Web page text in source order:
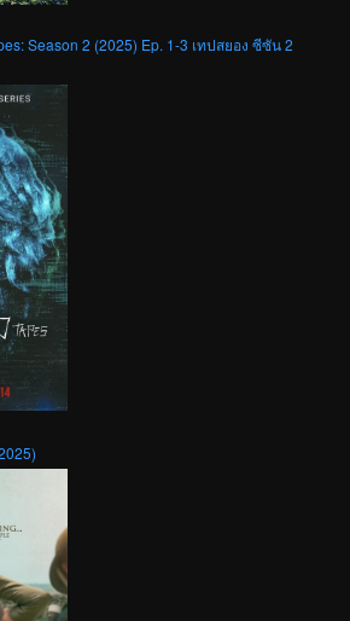
Season 2 (2025) Ep. 1-3 เทปสยอง ซีซัน 2